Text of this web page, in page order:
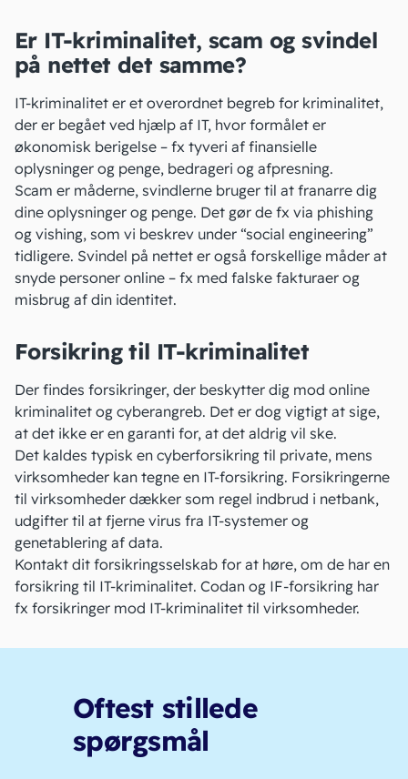
Er IT-kriminalitet, scam og svindel
på nettet det samme?
IT-kriminalitet er et overordnet begreb for kriminalitet,
der er begået ved hjælp af IT, hvor formålet er
økonomisk berigelse – fx tyveri af finansielle
oplysninger og penge, bedrageri og afpresning.
Scam er måderne, svindlerne bruger til at franarre dig
dine oplysninger og penge. Det gør de fx via phishing
og vishing, som vi beskrev under “social engineering”
tidligere. Svindel på nettet er også forskellige måder at
snyde personer online – fx med falske fakturaer og
misbrug af din identitet.
Forsikring til IT-kriminalitet
Der findes forsikringer, der beskytter dig mod online
kriminalitet og cyberangreb. Det er dog vigtigt at sige,
at det ikke er en garanti for, at det aldrig vil ske.
Det kaldes typisk en cyberforsikring til private, mens
virksomheder kan tegne en IT-forsikring. Forsikringerne
til virksomheder dækker som regel indbrud i netbank,
udgifter til at fjerne virus fra IT-systemer og
genetablering af data.
Kontakt dit forsikringsselskab for at høre, om de har en
forsikring til IT-kriminalitet. Codan og IF-forsikring har
fx forsikringer mod IT-kriminalitet til virksomheder.
Oftest stillede
spørgsmål